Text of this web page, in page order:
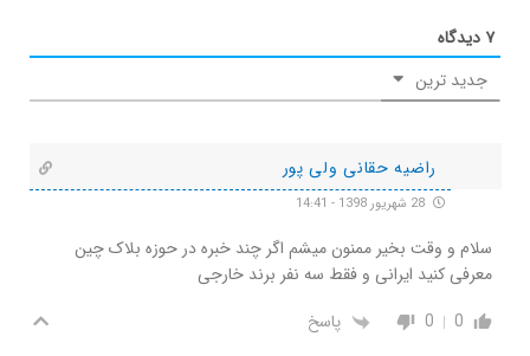
۷ دیدگاه
جدید ترین
راضیه حقانی ولی پور
سلام و وقت بخیر ممنون میشم اگر چند خبره در حوزه بلاک چین
معرفی کنید ایرانی و فقط سه نفر برند خارجی
0
0 پاسخ